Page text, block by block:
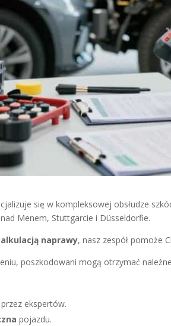
się w kompleksowej obsłudze
Menem, Stuttgarcie i Düsseldorfie.
naprawy, nasz zespół pomoże
poszkodowani mogą otrzymać
ekspertów.
pojazdu.